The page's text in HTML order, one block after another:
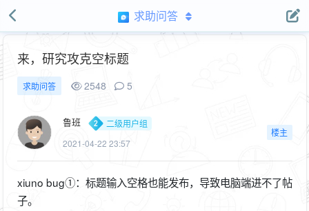
求助问答
来，研究攻克空标题
求助问答 2548 5
鲁班
二级用户组
2021-04-22 23:57
楼主
xiuno bug①：标题输入空格也能发布，导致电脑端进不了帖
子。